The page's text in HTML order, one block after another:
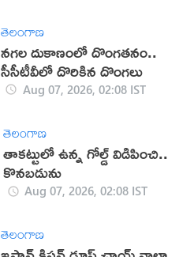
తెలంగాణ
నగల దుకాణంలో దొంగతనం..
సీసీటీవీలో దొరికిన దొంగలు
Aug 07, 2026, 02:08 IST
తెలంగాణ
తాకట్టులో ఉన్న గోల్డ్ విడిపించి..
కొనబడును
Aug 07, 2026, 02:08 IST
తెలంగాణ